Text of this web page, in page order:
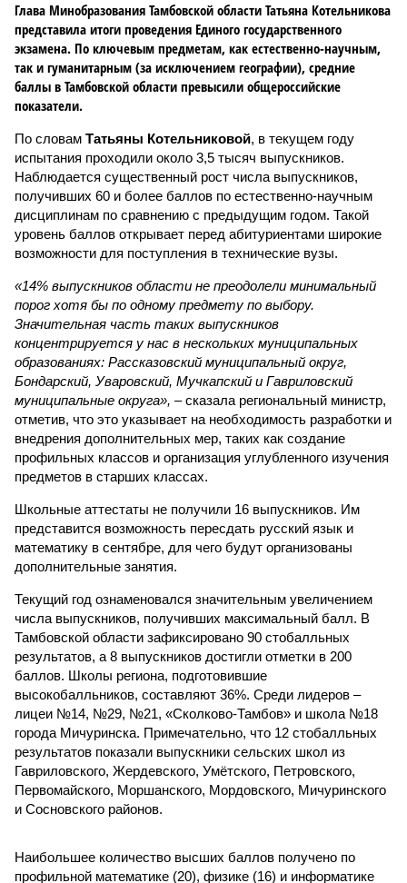
Глава Минобразования Тамбовской области Татьяна Котельникова
представила итоги проведения Единого государственного
экзамена. По ключевым предметам, как естественно-научным,
так и гуманитарным (за исключением географии), средние
баллы в Тамбовской области превысили общероссийские
показатели.
По словам Татьяны Котельниковой, в текущем году
испытания проходили около 3,5 тысяч выпускников.
Наблюдается существенный рост числа выпускников,
получивших 60 и более баллов по естественно-научным
дисциплинам по сравнению с предыдущим годом. Такой
уровень баллов открывает перед абитуриентами широкие
возможности для поступления в технические вузы.
«14% выпускников области не преодолели минимальный
порог хотя бы по одному предмету по выбору.
Значительная часть таких выпускников
концентрируется у нас в нескольких муниципальных
образованиях: Рассказовский муниципальный округ,
Бондарский, Уваровский, Мучкапский и Гавриловский
муниципальные округа», – сказала региональный министр,
отметив, что это указывает на необходимость разработки и
внедрения дополнительных мер, таких как создание
профильных классов и организация углубленного изучения
предметов в старших классах.
Школьные аттестаты не получили 16 выпускников. Им
представится возможность пересдать русский язык и
математику в сентябре, для чего будут организованы
дополнительные занятия.
Текущий год ознаменовался значительным увеличением
числа выпускников, получивших максимальный балл. В
Тамбовской области зафиксировано 90 стобалльных
результатов, а 8 выпускников достигли отметки в 200
баллов. Школы региона, подготовившие
высокобалльников, составляют 36%. Среди лидеров –
лицеи №14, №29, №21, «Сколково-Тамбов» и школа №18
города Мичуринска. Примечательно, что 12 стобалльных
результатов показали выпускники сельских школ из
Гавриловского, Жердевского, Умётского, Петровского,
Первомайского, Моршанского, Мордовского, Мичуринского
и Сосновского районов.
Наибольшее количество высших баллов получено по
профильной математике (20), физике (16) и информатике